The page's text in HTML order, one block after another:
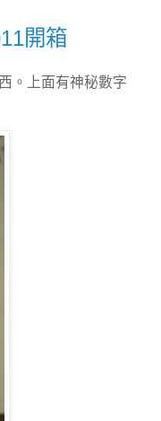
開箱
。上面有神秘數字